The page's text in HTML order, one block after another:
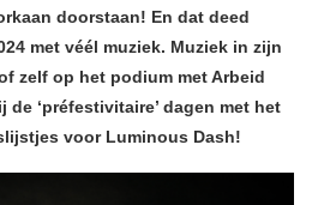
doorstaan! En dat deed
met véél muziek. Muziek in zijn
zelf op het podium met Arbeid
‘préfestivitaire’ dagen met het
voor Luminous Dash!